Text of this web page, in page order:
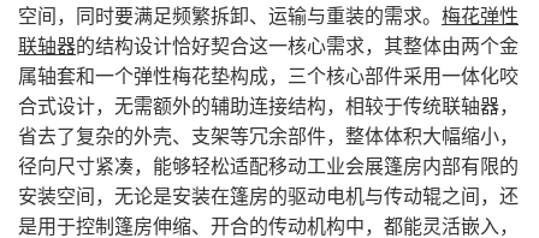
空间，同时要满足频繁拆卸、运输与重装的需求。 梅花弹性
联轴器的结构设计恰好契合这一核心需求，其整体由两个金
属轴套和一个弹性梅花垫构成，三个核心部件采用一体化咬
合式设计，无需额外的辅助连接结构，相较于传统联轴器，
省去了复杂的外壳、支架等冗余部件，整体体积大幅缩小，
径向尺寸紧凑，能够轻松适配移动工业会展篷房内部有限的
安装空间，无论是安装在篷房的驱动电机与传动辊之间，还
是用于控制篷房伸缩、开合的传动机构中，都能灵活嵌入，